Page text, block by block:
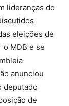
lideranças do
eleições de
o MDB e se
anunciou
deputado
de